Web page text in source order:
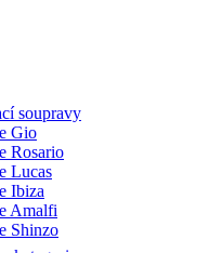
soupravy
Gio
Rosario
Lucas
Ibiza
Amalfi
Shinzo